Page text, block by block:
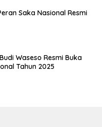
Saka Nasional Resmi
Waseso Resmi Buka
Tahun 2025